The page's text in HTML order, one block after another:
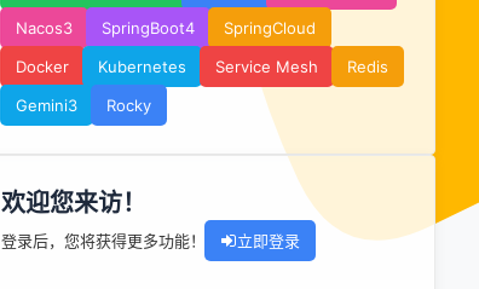
Nacos3
SpringBoot4
SpringCloud
Docker
Kubernetes Service Mesh
Redis
Gemini3
Rocky
欢迎您来访！
登录后，您将获得更多功能！ 立即登录